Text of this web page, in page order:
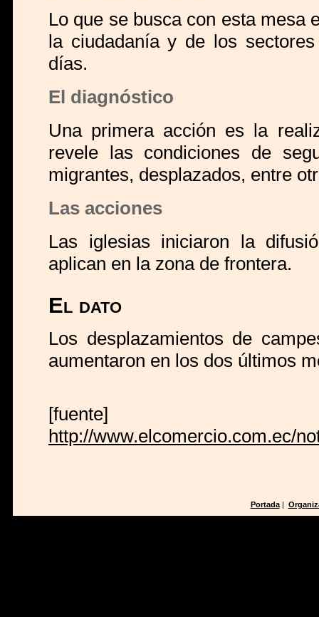
Lo que se busca con esta mesa
la ciudadanía y de los
días.
El diagnóstico
Una primera acción es la
revele las condiciones de
migrantes, desplazados, entre
Las acciones
Las iglesias iniciaron la
aplican en la zona de frontera.
El dato
Los desplazamientos de
aumentaron en los dos últimos
[fuente]
http://www.elcomercio.com.ec/
Portada|